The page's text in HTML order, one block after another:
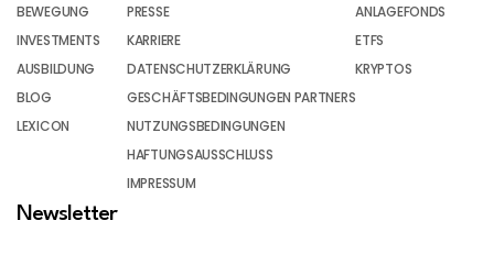
BEWEGUNG
INVESTMENTS
AUSBILDUNG
BLOG
LEXICON
PRESSE
KARRIERE
DATENSCHUTZERKLÄRUNG
GESCHÄFTSBEDINGUNGEN PARTNERS
NUTZUNGSBEDINGUNGEN
HAFTUNGSAUSSCHLUSS
IMPRESSUM
ANLAGEFONDS
ETFS
KRYPTOS
Newsletter